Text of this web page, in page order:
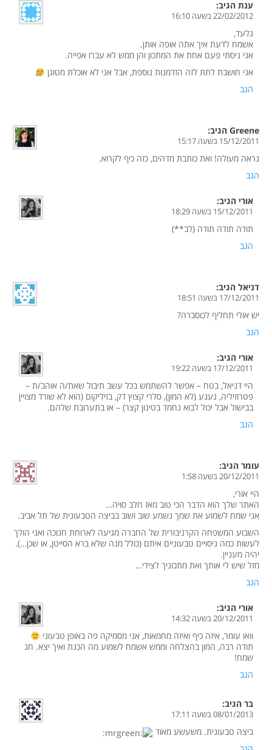
ענת הגיב:
22/02/2012 בשעה 16:10
גלעד,
אשמח לדעת איך אתה אופה אותן.
אני ניסתי פעם אחת את המתכון והן ממש לא עברו אפייה.
אני חושבת לתת לזה הזדמנות נוספת, אבל אני לא אוכלת מטוגן
הגב
Greene הגיב:
15/12/2011 בשעה 15:17
נראה מעולה! ואת כותבת מדהים, כזה כיף לקרוא.
הגב
אורי הגיב:
15/12/2011 בשעה 18:29
תודה תודה תודה (לב**)
הגב
דניאל הגיב:
17/12/2011 בשעה 18:51
יש אולי תחליף לכוסברה?
הגב
אורי הגיב:
17/12/2011 בשעה 19:22
היי דניאל, בטח – אפשר להשתמש בכל עשב תיבול שאת/ה אוהב/ת –
פטרוזיליה, נענע (לא המון), סלרי קצוץ דק, בזיליקום (הוא לא שורד מצויין
בבישול אבל יכול לבוא נחמד בטיגון קצר) – או בתערובת שלהם.
הגב
עומר הגיב:
20/12/2011 בשעה 1:58
היי אורי,
האתר שלך הוא הדבר הכי טוב מאז חלב סויה…
אני שמח לשמוע את שמך נשמע שוב ושוב בביצה הטבעונית של תל אביב.
השבוע המשפחה הקרניבורית של החברה מגיעה לארוחת חנוכה ואני הולך
לעשות כמה ניסויים טבעוניים איתם (כולל מנה שלא ברא הסייטן, או שכן…).
יהיה מעניין.
מזל שיש לי אותך ואת מתכוניך לצידי…
הגב
אורי הגיב:
20/12/2011 בשעה 14:32
וואו עומר, איזה כיף ואיזה מחמאות, אני מסמיקה פה באופן טבעוני
תודה רבה, המון בהצלחה וממש אשמח לשמוע מה הכנת ואיך יצא. חג
שמח!
הגב
בר הגיב:
08/01/2013 בשעה 17:11
ביצה טבעונית. משעשע מאוד